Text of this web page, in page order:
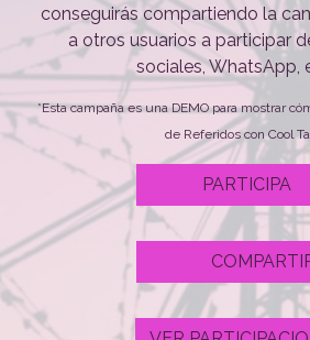
conseguirás compartiendo la
a otros usuarios a participar
sociales, WhatsApp,
*Esta campaña es una DEMO para mostrar
de Referidos con Cool
PARTICIPA